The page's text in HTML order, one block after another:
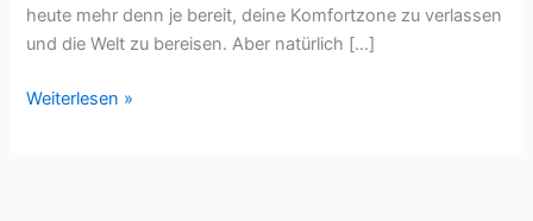
heute mehr denn je bereit, deine Komfortzone zu verlassen
und die Welt zu bereisen. Aber natürlich […]
Sicherheit
Weiterlesen »